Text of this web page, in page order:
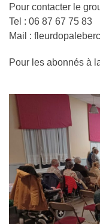
Pour contacter le
Tel : 06 87 67 75 83
Mail :
Pour les abonnés à